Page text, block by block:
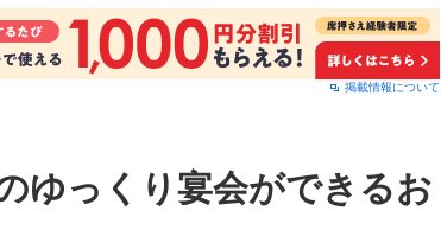
掲載情報について
ゆっくり宴会ができるお